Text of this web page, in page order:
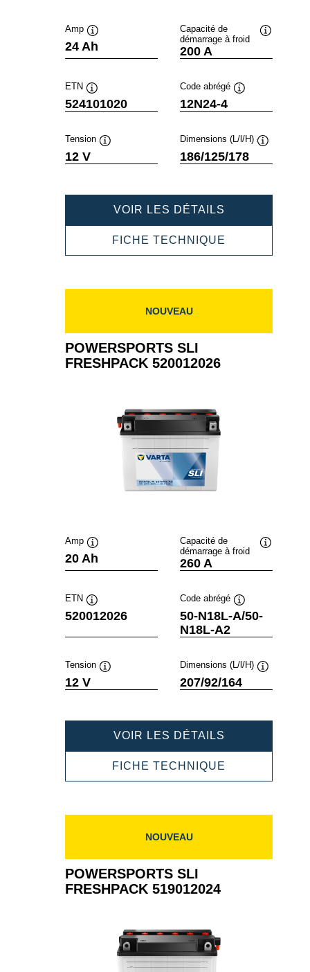
Amp
Infobulle
24 Ah
Capacité de
démarrage à froid
200 A
ETN
Infobulle
524101020
Code abrégé
12N24-4
Tension
12 V
Dimensions (L/l/H)
186/125/178
VOIR LES DÉTAILS
FRESHPACK
524101020
FICHE TECHNIQUE
NOUVEAU
POWERSPORTS SLI
FRESHPACK 520012026
Amp
Infobulle
20 Ah
Capacité de
démarrage à froid
260 A
ETN
Infobulle
520012026
Code abrégé
Infobulle
50-N18L-A/50-
N18L-A2
Tension
12 V
Dimensions (L/l/H)
207/92/164
VOIR LES DÉTAILS
FRESHPACK
520012026
FICHE TECHNIQUE
NOUVEAU
POWERSPORTS SLI
FRESHPACK 519012024